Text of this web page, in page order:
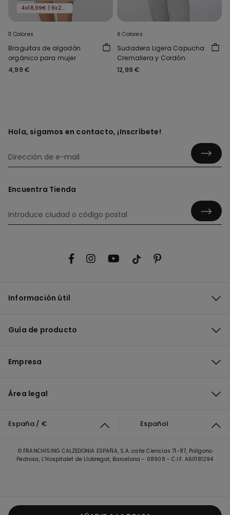
4x18,99€ | 6x24,99€
11 Colores
Braguitas de algodón
orgánico para mujer
4,99 €
6 Colores
Sudadera Ligera Capucha
Cremallera y Cordón
12,99 €
Hola, sigamos en contacto, ¡Inscríbete!
Encuentra Tienda
Información útil
Guía de producto
Empresa
Área legal
España / € Español
© FRANCHISING CALZEDONIA ESPAÑA, S.A. calle Ciencias 71-87, Polígono
Pedrosa, L’Hospitalet de Llobregat, Barcelona - 08908 - C.I.F. A60181294